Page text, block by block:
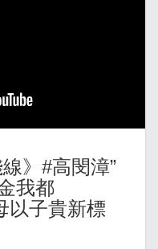
》#高閔漳”
我都
以子貴新標